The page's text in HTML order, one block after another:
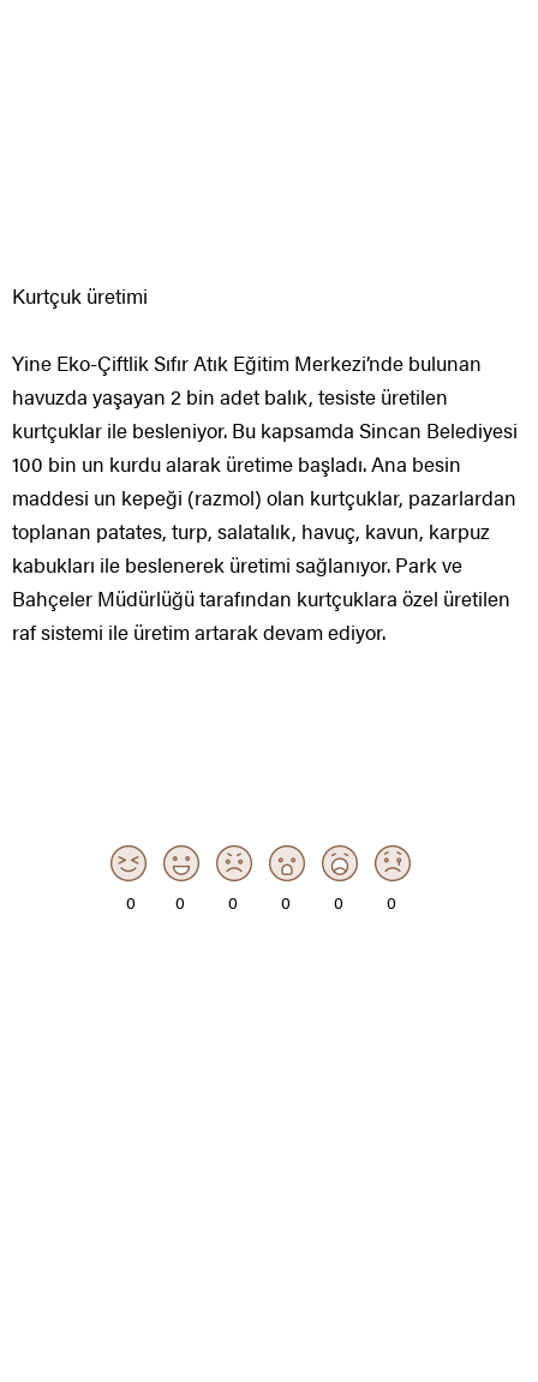
Kurtçuk üretimi
Yine Eko-Çiftlik Sıfır Atık Eğitim Merkezi’nde bulunan
havuzda yaşayan 2 bin adet balık, tesiste üretilen
kurtçuklar ile besleniyor. Bu kapsamda Sincan Belediyesi
100 bin un kurdu alarak üretime başladı. Ana besin
maddesi un kepeği (razmol) olan kurtçuklar, pazarlardan
toplanan patates, turp, salatalık, havuç, kavun, karpuz
kabukları ile beslenerek üretimi sağlanıyor. Park ve
Bahçeler Müdürlüğü tarafından kurtçuklara özel üretilen
raf sistemi ile üretim artarak devam ediyor.
0 0 0 0 0 0